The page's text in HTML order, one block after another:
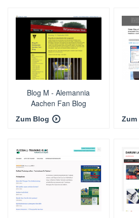
Blog M - Alemannia
Aachen Fan Blog
Zum Blog Zum